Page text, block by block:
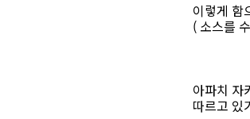
이렇게 함
( 소스를
아파치 자
따르고 있